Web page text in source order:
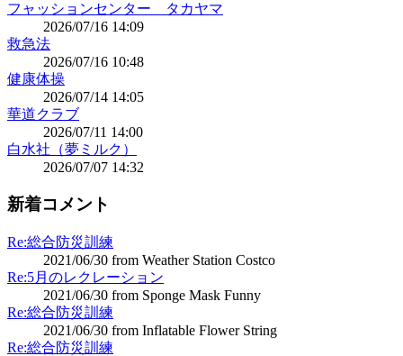
フャッションセンター タカヤマ
2026/07/16 14:09
救急法
2026/07/16 10:48
健康体操
2026/07/14 14:05
華道クラブ
2026/07/11 14:00
白水社（夢ミルク）
2026/07/07 14:32
新着コメント
Re:総合防災訓練
2021/06/30 from Weather Station Costco
Re:5月のレクレーション
2021/06/30 from Sponge Mask Funny
Re:総合防災訓練
2021/06/30 from Inflatable Flower String
Re:総合防災訓練